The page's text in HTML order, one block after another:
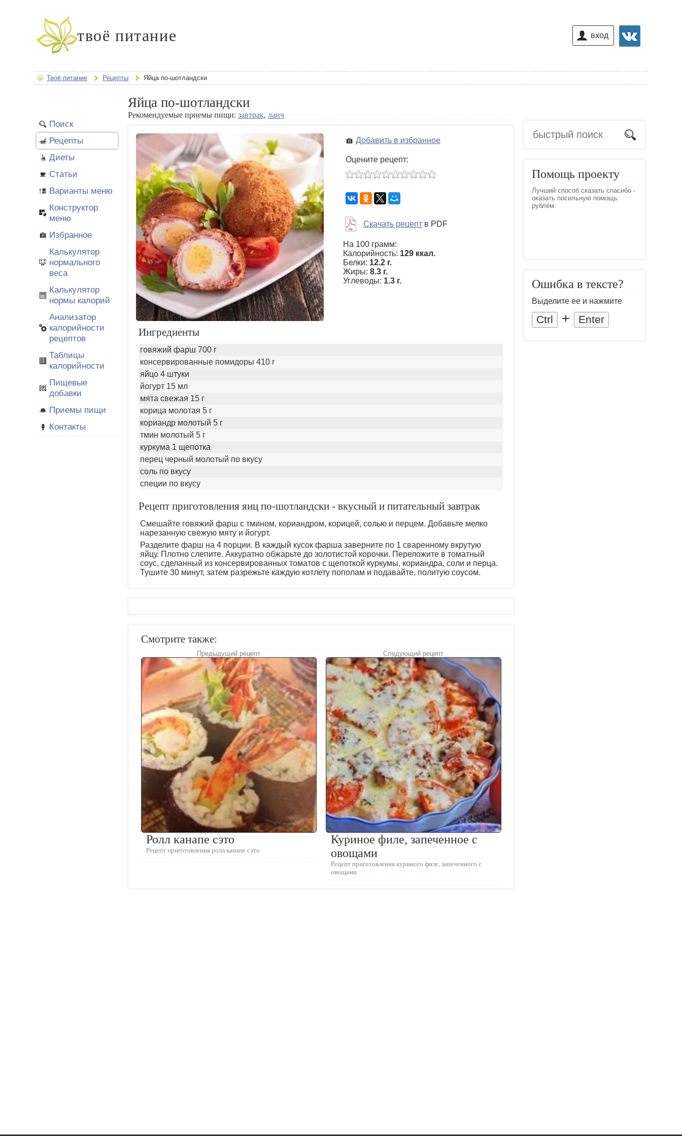
твоё питание вход
Твоё питание Рецепты Яйца по-шотландски
Поиск
Рецепты
Диеты
Статьи
Варианты меню
Конструктор
меню
Избранное
Калькулятор
нормального
веса
Калькулятор
нормы калорий
Анализатор
калорийности
рецептов
Таблицы
калорийности
Пищевые
добавки
Приемы пищи
Контакты
Яйца по-шотландски
Рекомендуемые приемы пищи: завтрак, ланч
Добавить в избранное
Оцените рецепт:
Скачать рецепт в PDF
На 100 грамм:
Калорийность: 129 ккал.
Белки: 12.2 г.
Жиры: 8.3 г.
Углеводы: 1.3 г.
Ингредиенты
говяжий фарш 700 г
консервированные помидоры 410 г
яйцо 4 штуки
йогурт 15 мл
мята свежая 15 г
корица молотая 5 г
кориандр молотый 5 г
тмин молотый 5 г
куркума 1 щепотка
перец черный молотый по вкусу
соль по вкусу
специи по вкусу
Рецепт приготовления яиц по-шотландски - вкусный и питательный завтрак
Смешайте говяжий фарш с тмином, кориандром, корицей, солью и перцем. Добавьте мелко
нарезанную свежую мяту и йогурт.
Разделите фарш на 4 порции. В каждый кусок фарша заверните по 1 сваренному вкрутую
яйцу. Плотно слепите. Аккуратно обжарьте до золотистой корочки. Переложите в томатный
соус, сделанный из консервированных томатов с щепоткой куркумы, кориандра, соли и перца.
Тушите 30 минут, затем разрежьте каждую котлету пополам и подавайте, политую соусом.
Смотрите также:
Предыдущий рецепт
Ролл канапе сэто
Рецепт приготовления ролл канапе сэто
Следующий рецепт
Куриное филе, запеченное с
овощами
Рецепт приготовления куриного филе, запеченного с
овощами
Помощь проекту
Лучший способ сказать спасибо -
оказать посильную помощь
рублем.
Ошибка в тексте?
Выделите ее и нажмите
Ctrl + Enter